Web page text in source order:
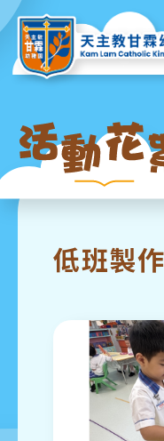
低班製